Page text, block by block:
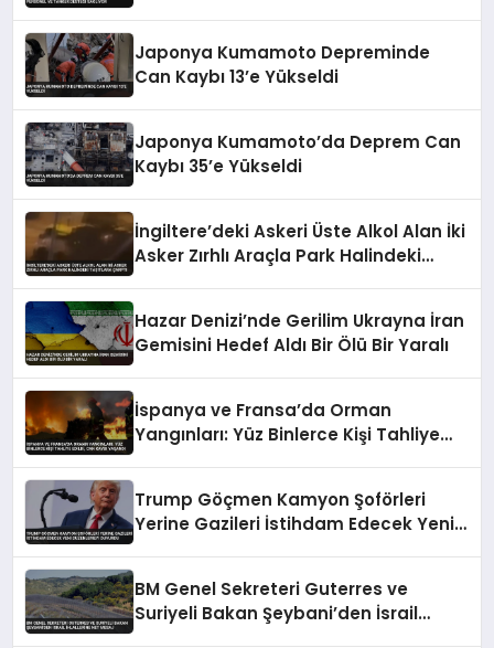
Japonya Kumamoto Depreminde
Can Kaybı 13’e Yükseldi
Japonya Kumamoto’da Deprem Can
Kaybı 35’e Yükseldi
İngiltere’deki Askeri Üste Alkol Alan İki
Asker Zırhlı Araçla Park Halindeki
Hazar Denizi’nde Gerilim Ukrayna İran
Gemisini Hedef Aldı Bir Ölü Bir Yaralı
İspanya ve Fransa’da Orman
Yangınları: Yüz Binlerce Kişi Tahliye
Trump Göçmen Kamyon Şoförleri
Yerine Gazileri İstihdam Edecek Yeni
BM Genel Sekreteri Guterres ve
Suriyeli Bakan Şeybani’den İsrail